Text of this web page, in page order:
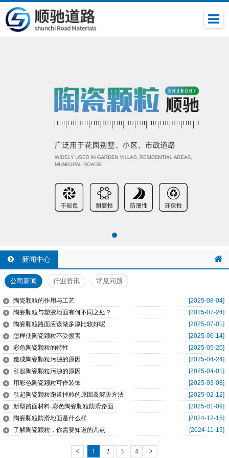
新闻中心
公司新闻 行业资讯 常见问题
[2025-08-04]
陶瓷颗粒的作用与工艺
[2025-07-24]
陶瓷颗粒与塑胶地面有何不同之处？
[2025-07-01]
陶瓷颗粒路面应该做多厚比较好呢
[2025-06-14]
怎样使陶瓷颗粒不受损害
[2025-05-20]
彩色陶瓷颗粒的特性
[2025-04-24]
造成陶瓷颗粒污浊的原因
[2025-04-01]
引起陶瓷颗粒污浊的原因
[2025-03-08]
用彩色陶瓷颗粒可作装饰
[2025-02-12]
引起陶瓷颗粒跑道掉粒的原因及解决方法
[2025-01-09]
新型路面材料-彩色陶瓷颗粒防滑路面
[2024-12-15]
陶瓷颗粒防滑地面是什么样
[2024-11-15]
了解陶瓷颗粒，你需要知道的几点
< 1 2 3 4 >